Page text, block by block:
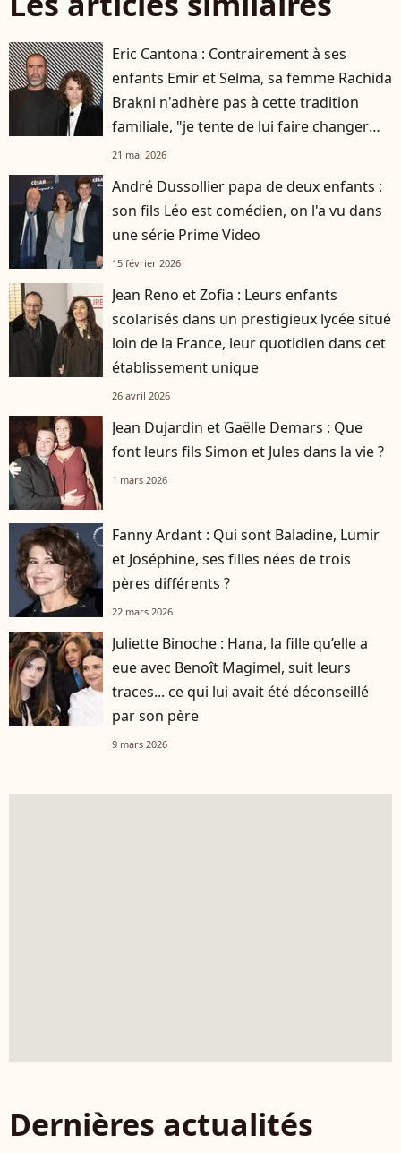
Eric Cantona : Contrairement à ses
enfants Emir et Selma, sa femme Rachida
Brakni n'adhère pas à cette tradition
familiale, "je tente de lui faire changer
d'avis"
21 mai 2026
André Dussollier papa de deux enfants :
son fils Léo est comédien, on l'a vu dans
une série Prime Video
15 février 2026
Jean Reno et Zofia : Leurs enfants
scolarisés dans un prestigieux lycée situé
loin de la France, leur quotidien dans cet
établissement unique
26 avril 2026
Jean Dujardin et Gaëlle Demars : Que
font leurs fils Simon et Jules dans la vie ?
1 mars 2026
Fanny Ardant : Qui sont Baladine, Lumir
et Joséphine, ses filles nées de trois
pères différents ?
22 mars 2026
Juliette Binoche : Hana, la fille qu’elle a
eue avec Benoît Magimel, suit leurs
traces... ce qui lui avait été déconseillé
par son père
9 mars 2026
Dernières actualités